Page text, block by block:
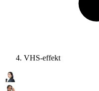
VHS-effekt